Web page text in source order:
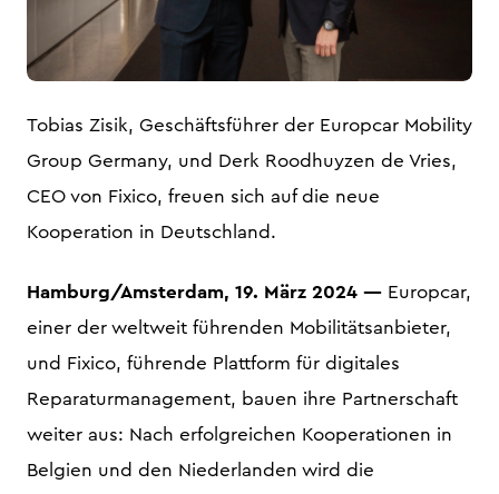
Tobias Zisik, Geschäftsführer der Europcar Mobility
Group Germany, und Derk Roodhuyzen de Vries,
CEO von Fixico, freuen sich auf die neue
Kooperation in Deutschland.
Hamburg/Amsterdam, 19. März 2024 — Europcar,
einer der weltweit führenden Mobilitätsanbieter,
und Fixico, führende Plattform für digitales
Reparaturmanagement, bauen ihre Partnerschaft
weiter aus: Nach erfolgreichen Kooperationen in
Belgien und den Niederlanden wird die